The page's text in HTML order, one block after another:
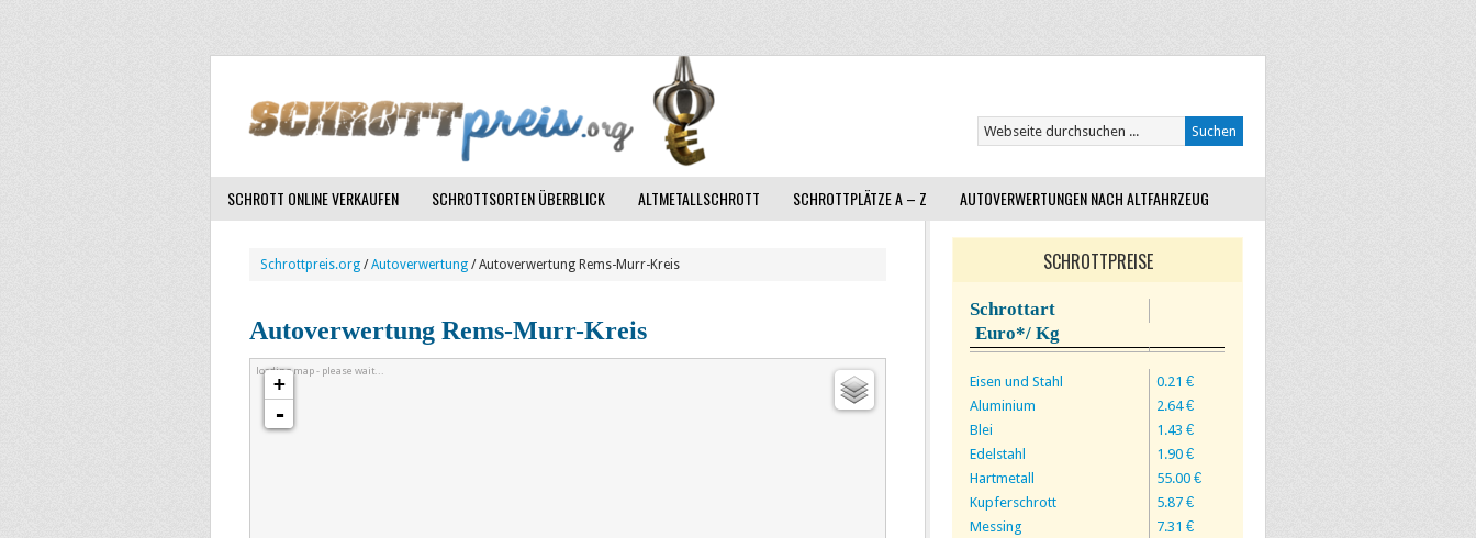
SCHROTT ONLINE VERKAUFEN SCHROTTSORTEN ÜBERBLICK ALTMETALLSCHROTT SCHROTTPLÄTZE A – Z AUTOVERWERTUNGEN NACH ALTFAHRZEUG
Schrottpreis.org /Autoverwertung / Autoverwertung Rems-Murr-Kreis
Autoverwertung Rems-Murr-Kreis
loading map - please wait...
+
-
SCHROTTPREISE
Schrottart
Euro*/ Kg
Eisen und Stahl
0.21 €
Aluminium
2.64 €
Blei
1.43 €
Edelstahl
1.90 €
Hartmetall
55.00 €
Kupferschrott
5.87 €
Messing
7.31 €